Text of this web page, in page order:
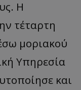
Η
τέταρτη
μοριακού
Υπηρεσία
και